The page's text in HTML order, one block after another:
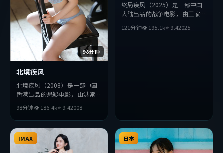
98分钟
北境疾风
北境疾风（2008）是一部中国
香港出品的悬疑电影，由洪常秀
民等主演。影片在叙事与视听上
力求突破，探讨人性与抉择，节
奏张弛有度，适合喜欢该类型的
观众完整观看。
98分钟👁186.4k⭐ 9.42008
终局疾风（2025）是一部中国
大陆出品的战争电影，由王家卫
珀、朱一龙等主演。影片在叙事
121分钟👁195.1k⭐ 9.42025
IMAX 日本